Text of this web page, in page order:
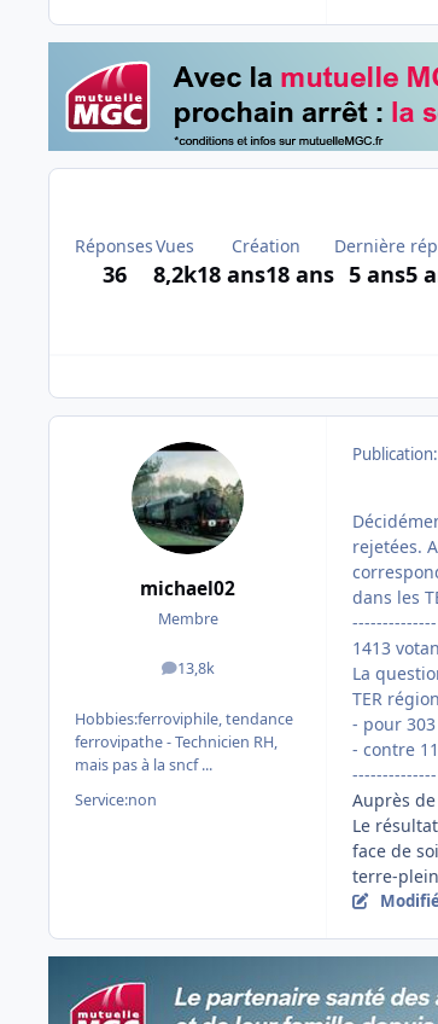
Réponses
36
Vues
8,2k
Création
18 ans18 ans
Dernière
5 ans5
michael02
Membre
13,8k
messages
Hobbies:ferroviphile, tendance
ferrovipathe - Technicien RH,
mais pas à la sncf ...
Service:non
Publication:
rejetées.
dans les
--------------
1413
La
TER
- pour
- contre
--------------
Auprès
Le
face de
terre-